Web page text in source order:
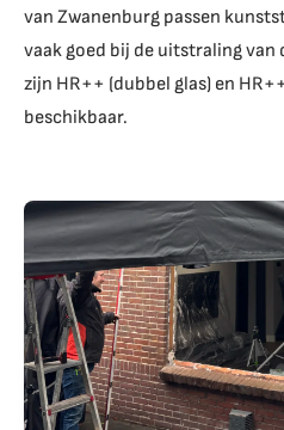
van Zwanenburg passen
vaak goed bij de uitstraling
zijn HR++ (dubbel glas) en
beschikbaar.